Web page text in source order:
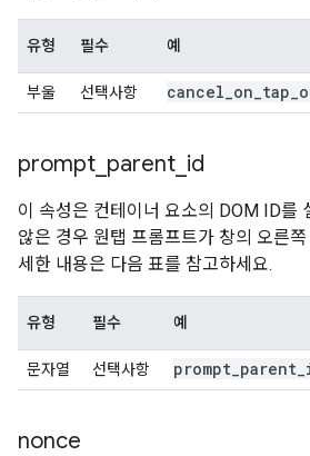
유형 필수 예
부울 선택사항 cancel on tap
prompt parent id
이 속성은 컨테이너 요소의 DOM ID를
않은 경우 원탭 프롬프트가 창의 오른
세한 내용은 다음 표를 참고하세요.
유형 필수 예
문자열 선택사항 prompt parent
nonce